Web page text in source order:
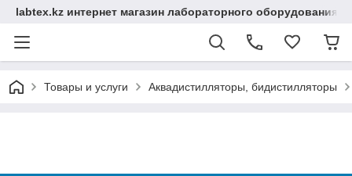
labtex.kz интернет магазин лабораторного оборудования
Товары и услуги Аквадистилляторы, бидистилляторы